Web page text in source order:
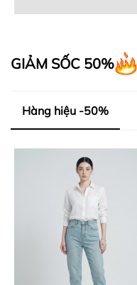
GIẢM SỐC 50%
Hàng hiệu -50%